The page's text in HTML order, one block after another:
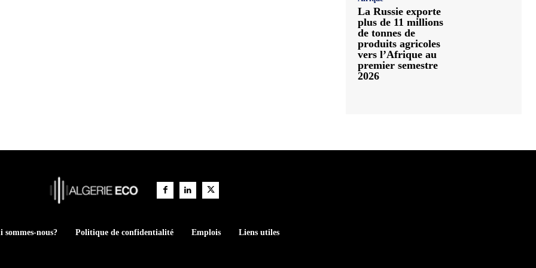
La Russie exporte
plus de 11 millions
de tonnes de
produits agricoles
vers l’Afrique au
premier semestre
2026
sommes-nous? Politique de confidentialité Emplois Liens utiles